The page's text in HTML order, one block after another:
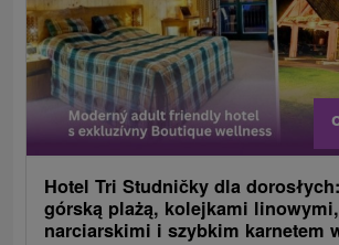
Hotel Tri Studničky dla
górską plażą, kolejkami
narciarskimi i szybkim karnetem